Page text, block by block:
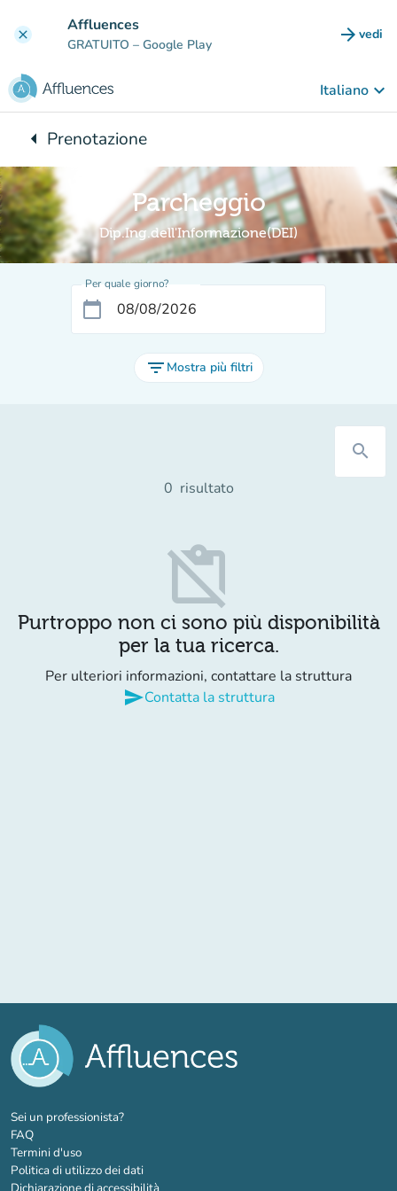
clear Affluences
GRATUITO – Google Play arrow_forward vedi
Italiano keyboard_arrow_down
arrow_leftTorna a:
Prenotazione
Parcheggio
Dip.Ing.dell'Informazione(DEI)
Per quale giorno?
calendar_today
filter_list Mostra più filtri
search
0 risultato
content_paste_off
Purtroppo non ci sono più disponibilità
per la tua ricerca.
Per ulteriori informazioni, contattare la struttura
sendContatta la struttura
Sei un professionista?(nuova scheda)
FAQ
Termini d'uso
Politica di utilizzo dei dati